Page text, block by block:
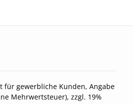
für gewerbliche Kunden, Angabe
Mehrwertsteuer), zzgl. 19%